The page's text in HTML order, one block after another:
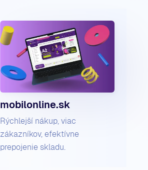
mobilonline.sk
Rýchlejší nákup, viac
zákazníkov, efektívne
prepojenie skladu.